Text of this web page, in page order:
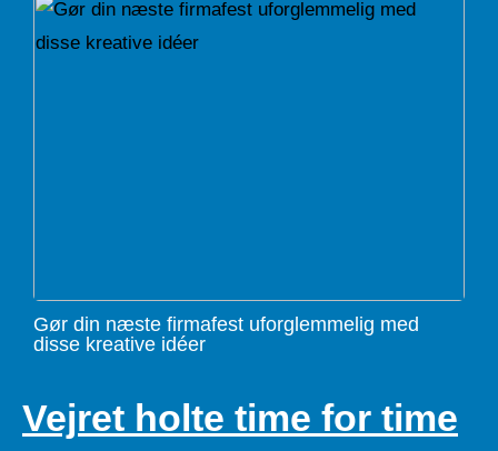
Gør din næste firmafest uforglemmelig med
disse kreative idéer
Vejret holte time for time